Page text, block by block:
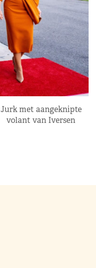
Jurk met aangeknipte
volant van Iversen